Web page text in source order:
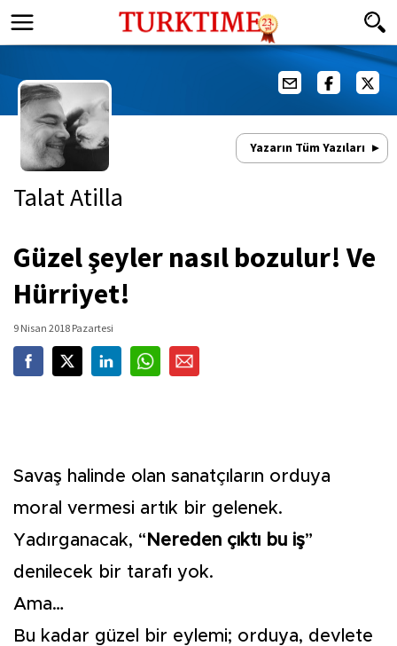
Yazarın Tüm Yazıları
Talat Atilla
Güzel şeyler nasıl bozulur! Ve
Hürriyet!
9 Nisan 2018 Pazartesi
Savaş halinde olan sanatçıların orduya
moral vermesi artık bir gelenek.
Yadırganacak, “ Nereden çıktı bu iş”
denilecek bir tarafı yok.
Ama…
Bu kadar güzel bir eylemi; orduya, devlete